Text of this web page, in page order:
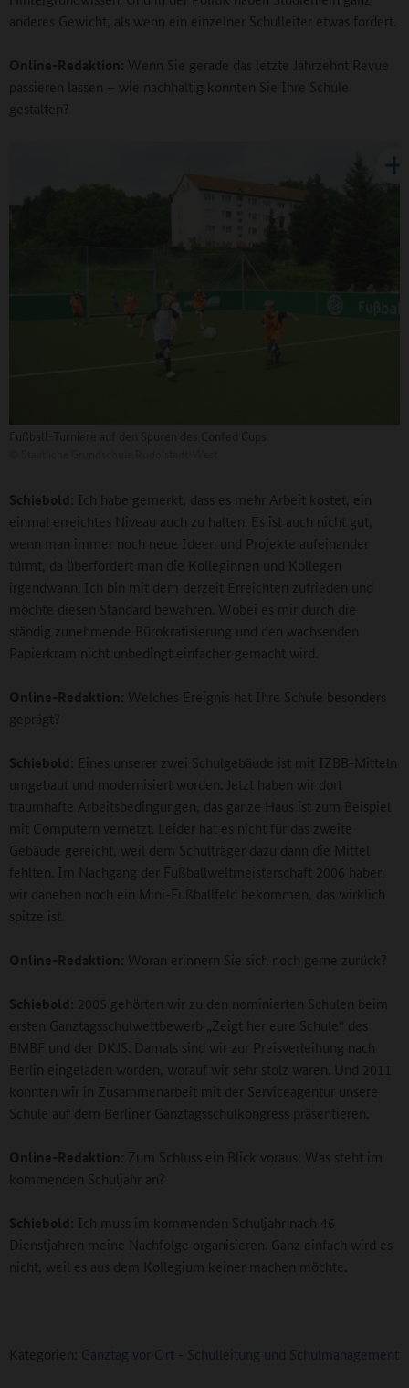
anderes Gewicht, als wenn ein einzelner Schulleiter etwas fordert.
Online-Redaktion: Wenn Sie gerade das letzte Jahrzehnt Revue
passieren lassen – wie nachhaltig konnten Sie Ihre Schule
gestalten?
Schiebold: Ich habe gemerkt, dass es mehr Arbeit kostet, ein
einmal erreichtes Niveau auch zu halten. Es ist auch nicht gut,
wenn man immer noch neue Ideen und Projekte aufeinander
türmt, da überfordert man die Kolleginnen und Kollegen
irgendwann. Ich bin mit dem derzeit Erreichten zufrieden und
möchte diesen Standard bewahren. Wobei es mir durch die
ständig zunehmende Bürokratisierung und den wachsenden
Papierkram nicht unbedingt einfacher gemacht wird.
Online-Redaktion: Welches Ereignis hat Ihre Schule besonders
geprägt?
Schiebold: Eines unserer zwei Schulgebäude ist mit IZBB-Mitteln
umgebaut und modernisiert worden. Jetzt haben wir dort
traumhafte Arbeitsbedingungen, das ganze Haus ist zum Beispiel
mit Computern vernetzt. Leider hat es nicht für das zweite
Gebäude gereicht, weil dem Schulträger dazu dann die Mittel
fehlten. Im Nachgang der Fußballweltmeisterschaft 2006 haben
wir daneben noch ein Mini-Fußballfeld bekommen, das wirklich
spitze ist.
Online-Redaktion: Woran erinnern Sie sich noch gerne zurück?
Schiebold: 2005 gehörten wir zu den nominierten Schulen beim
ersten Ganztagsschulwettbewerb „Zeigt her eure Schule“ des
BMBF und der DKJS. Damals sind wir zur Preisverleihung nach
Berlin eingeladen worden, worauf wir sehr stolz waren. Und 2011
konnten wir in Zusammenarbeit mit der Serviceagentur unsere
Schule auf dem Berliner Ganztagsschulkongress präsentieren.
Online-Redaktion: Zum Schluss ein Blick voraus: Was steht im
kommenden Schuljahr an?
Schiebold: Ich muss im kommenden Schuljahr nach 46
Dienstjahren meine Nachfolge organisieren. Ganz einfach wird es
nicht, weil es aus dem Kollegium keiner machen möchte.
Kategorien: Ganztag vor Ort - Schulleitung und Schulmanagement